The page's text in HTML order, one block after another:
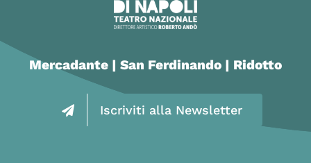
Mercadante | San Ferdinando | Ridotto
Iscriviti alla Newsletter